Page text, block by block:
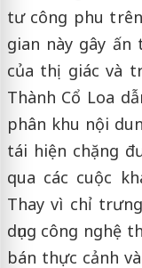
tư công phu
gian này gây ấn
của thị giác và
Thành Cổ Loa
phân khu nội
tái hiện chặng
qua các cuộc
Thay vì chỉ
dụng công nghệ
bán thực cảnh